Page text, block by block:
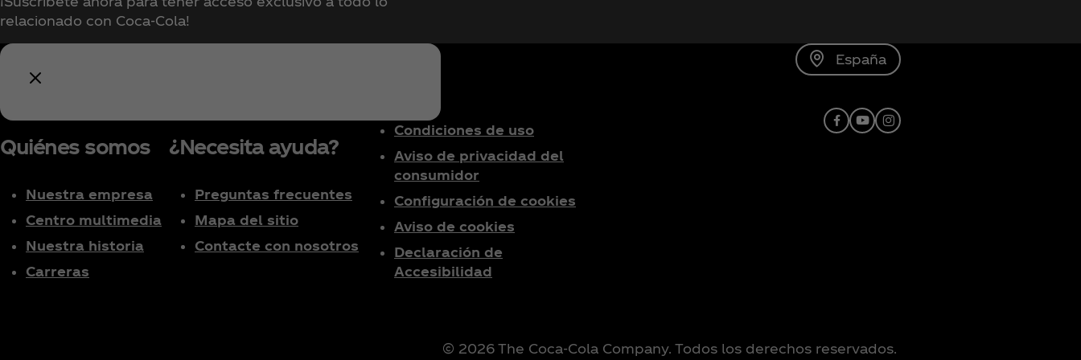
relacionado con Coca‑Cola!
España
Quiénes somos
Nuestra empresa
Centro multimedia
Nuestra historia
Carreras
¿Necesita ayuda?
Preguntas frecuentes
Mapa del sitio
Contacte con nosotros
Condiciones de uso
Aviso de privacidad del
consumidor
Configuración de cookies
Aviso de cookies
Declaración de
Accesibilidad
Facebook
YouTubeInstagram
© 2026 The Coca‑Cola Company. Todos los derechos reservados.